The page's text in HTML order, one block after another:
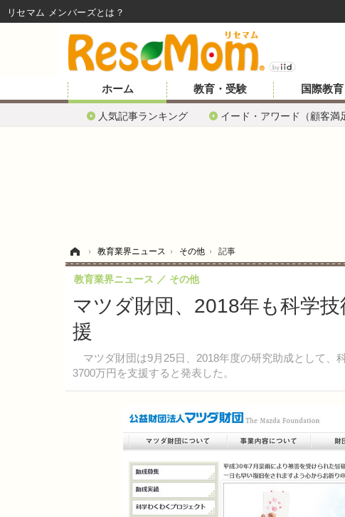
ホーム
人気記事ランキング イード・アワード（顧客満
教育・受験 国際教育
› 教育業界ニュース › その他 › 記事
マツダ財団、2018年も科学
援
マツダ財団は9月25日、2018年度の研究助成として、
3700万円を支援すると発表した。
教育業界ニュース その他
リセマム メンバーズ